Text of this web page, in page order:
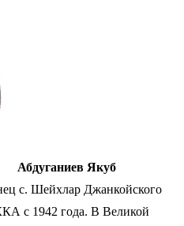
Абдуганиев Якуб
с. Шейхлар Джанкойского
с 1942 года. В Великой